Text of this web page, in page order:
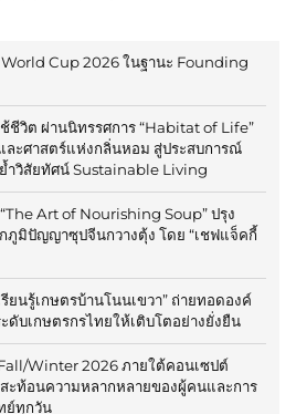
World Cup 2026 ในฐานะ Founding
ชีวิต ผ่านนิทรรศการ “Habitat of Life”
ละศาสตร์แห่งกลิ่นหอม สู่ประสบการณ์
ำวิสัยทัศน์ Sustainable Living
Art of Nourishing Soup” ปรุง
ภูมิปัญญาซุปจีนกวางตุ้ง โดย “เชฟแจ็คกี้
ยนรู้เกษตรบ้านโนนเขวา” ถ่ายทอดองค์
ดับเกษตรกรไทยให้เติบโตอย่างยั่งยืน
Winter 2026 ภายใต้คอนเซปต์
ะท้อนความหลากหลายของผู้คนและการ
ย์ทุกวัน